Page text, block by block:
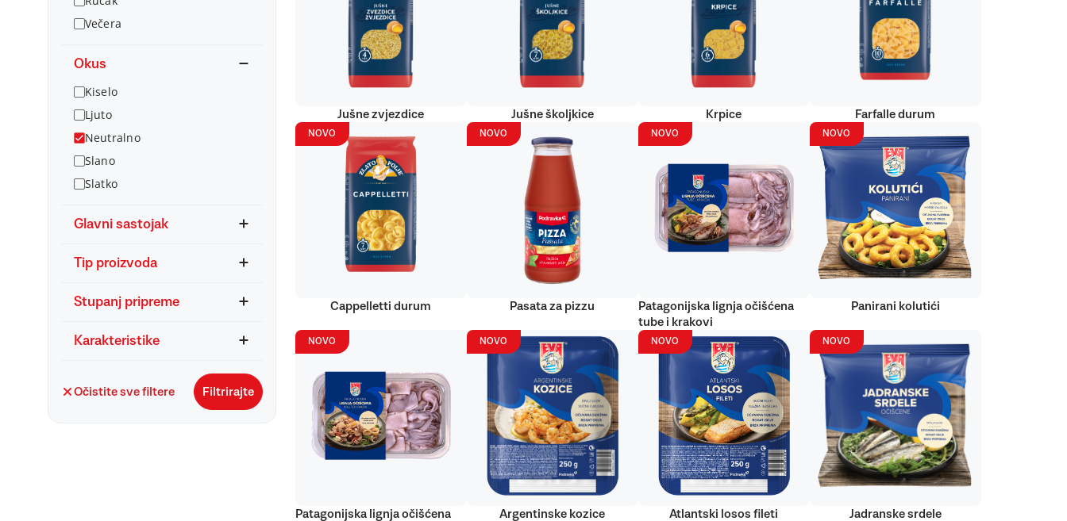
Večera
Okus
Kiselo
Ljuto
Neutralno
Slano
Slatko
Glavni sastojak
Tip proizvoda
Stupanj pripreme
Karakteristike
Očistite sve filtere Filtrirajte
Jušne zvjezdice Jušne školjkice Krpice Farfalle durum
NOVO
Cappelletti durum
NOVO
Pasata za pizzu
NOVO
Patagonijska lignja očišćena
tube i krakovi
NOVO
Panirani kolutići
NOVO
Patagonijska lignja očišćena
NOVO
Argentinske kozice
NOVO
Atlantski losos fileti
NOVO
Jadranske srdele